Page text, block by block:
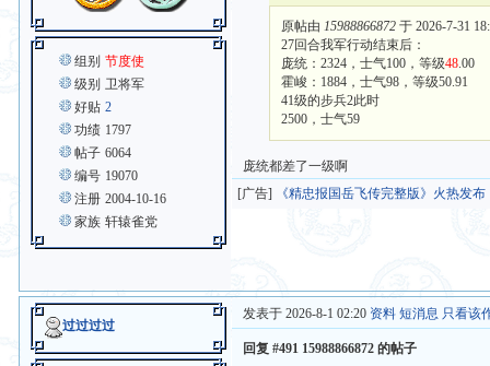
组别 节度使
级别 卫将军
好贴 2
功绩 1797
帖子 6064
编号 19070
注册 2004-10-16
家族 轩辕雀党
原帖由15988866872 于 2026-7-31
27回合我军行动结束后：
庞统：2324，士气100，等级48.00
霍峻：1884，士气98，等级50.91
41级的步兵2此时
2500，士气59
庞统都差了一级啊
[广告]
《精忠报国岳飞传完整版》火热发布
过过过过
发表于 2026-8-1 02:20 资料 短消息 只看该
回复 #491 15988866872 的帖子